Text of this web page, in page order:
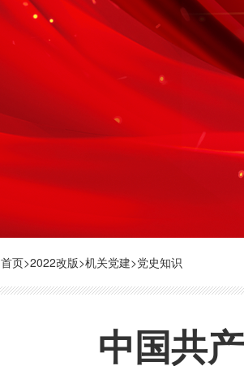
首页>2022改版>机关党建>党史知识
中国共